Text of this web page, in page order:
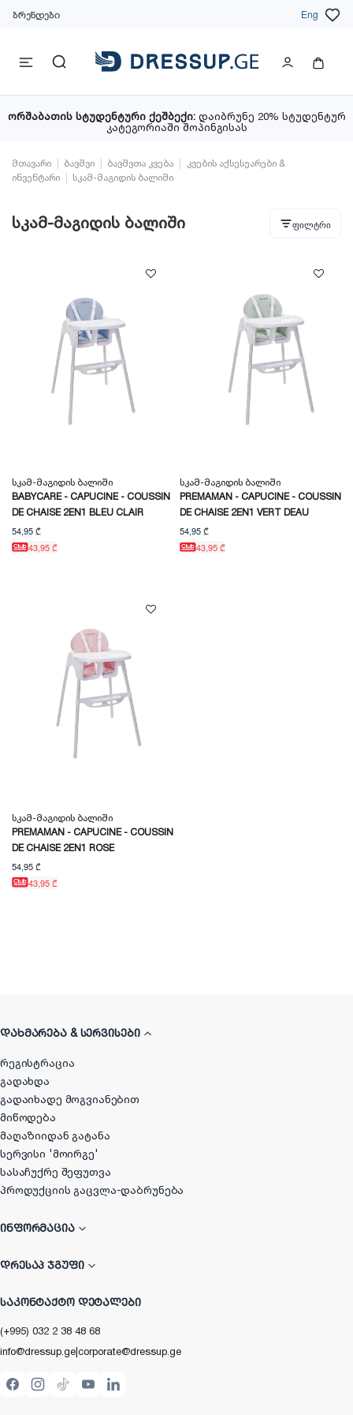
ბრენდები Eng
ორშაბათის სტუდენტური ქეშბექი: დაიბრუნე 20% სტუდენტურ
კატეგორიაში შოპინგისას
მთავარი ბავშვი ბავშვთა კვება
კვების აქსესუარები &
ინვენტარი
სკამ-მაგიდის ბალიში
სკამ-მაგიდის ბალიში ფილტრი
Სკამ-Მაგიდის Ბალიში
BABYCARE - CAPUCINE - COUSSIN
DE CHAISE 2EN1 BLEU CLAIR
54,95 ₾
43,95 ₾
Სკამ-Მაგიდის Ბალიში
PREMAMAN - CAPUCINE - COUSSIN
DE CHAISE 2EN1 VERT DEAU
54,95 ₾
43,95 ₾
Სკამ-Მაგიდის Ბალიში
PREMAMAN - CAPUCINE - COUSSIN
DE CHAISE 2EN1 ROSE
54,95 ₾
43,95 ₾
ᲓᲐᲮᲛᲐᲠᲔᲑᲐ & ᲡᲔᲠᲕᲘᲡᲔᲑᲘ
რეგისტრაცია
გადახდა
გადაიხადე მოგვიანებით
მიწოდება
მაღაზიიდან გატანა
სერვისი 'მოირგე'
სასაჩუქრე შეფუთვა
პროდუქციის გაცვლა-დაბრუნება
ᲘᲜᲤᲝᲠᲛᲐᲪᲘᲐ
ᲓᲠᲔᲡᲐᲞ ᲯᲒᲣᲤᲘ
ᲡᲐᲙᲝᲜᲢᲐᲥᲢᲝ ᲓᲔᲢᲐᲚᲔᲑᲘ
(+995) 032 2 38 48 68
info@dressup.ge|corporate@dressup.ge